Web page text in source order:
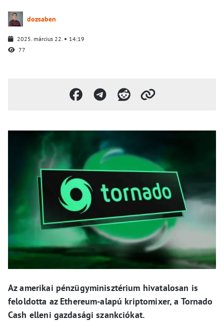
dozsaben
2025. március 22.
14:19
77
Az amerikai pénzügyminisztérium hivatalosan is
feloldotta az Ethereum-alapú kriptomixer, a Tornado
Cash elleni gazdasági szankciókat.